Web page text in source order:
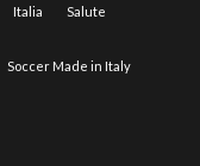
Italia Salute
Soccer Made in Italy